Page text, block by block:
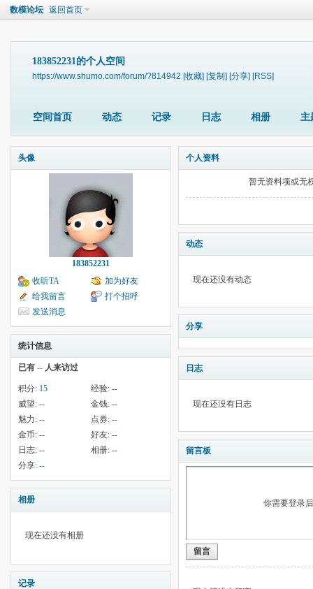
数模论坛 返回首页
183852231的个人空间
https://www.shumo.com/forum/?814942 [收藏] [复制] [分享] [RSS]
空间首页 动态 记录 日志 相册 主
头像
183852231
收听TA
加为好友
给我留言
打个招呼
发送消息
统计信息
已有 -- 人来访过
积分: 15 经验: --
威望: -- 金钱: --
魅力: -- 点券: --
金币: -- 好友: --
日志: -- 相册: --
分享: --
相册
现在还没有相册
记录
个人资料
暂无资料项或无
动态
现在还没有动态
分享
日志
现在还没有日志
留言板
你需要登录
留言